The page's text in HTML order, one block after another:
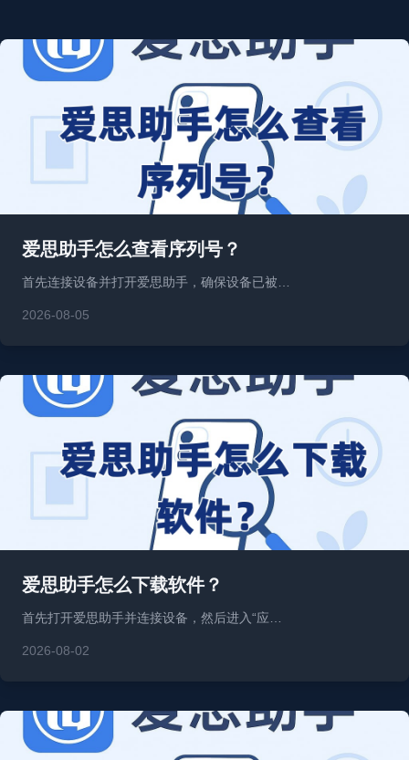
爱思助手怎么查看序列号？
首先连接设备并打开爱思助手，确保设备已被…
2026-08-05
爱思助手怎么下载软件？
首先打开爱思助手并连接设备，然后进入“应…
2026-08-02